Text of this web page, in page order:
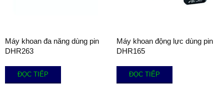
Máy khoan đa năng dùng pin
DHR263
ĐỌC TIẾP
Máy khoan động lực dùng pin
DHR165
ĐỌC TIẾP